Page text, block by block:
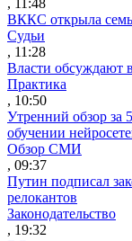
ВККС открыла
Судьи
, 11:28
Власти обсуждают
Практика
, 10:50
Утренний обзор за
обучении
Обзор СМИ
, 09:37
Путин подписал
релокантов
Законодательство
, 19:32